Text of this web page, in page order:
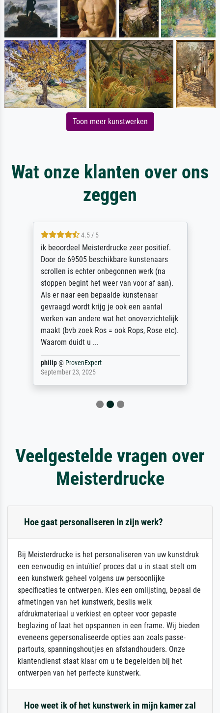
Toon meer kunstwerken
Wat onze klanten over ons
zeggen
4.5 / 5
ik beoordeel Meisterdrucke zeer positief.
Door de 69505 beschikbare kunstenaars
scrollen is echter onbegonnen werk (na
stoppen begint het weer van voor af aan).
Als er naar een bepaalde kunstenaar
gevraagd wordt krijg je ook een aantal
werken van andere wat het onoverzichtelijk
maakt (bvb zoek Ros = ook Rops, Rose etc).
Waarom duidt u ...
philip@ ProvenExpert
September 23, 2025
Veelgestelde vragen over
Meisterdrucke
Hoe gaat personaliseren in zijn werk?
Bij Meisterdrucke is het personaliseren van uw kunstdruk
een eenvoudig en intuïtief proces dat u in staat stelt om
een kunstwerk geheel volgens uw persoonlijke
specificaties te ontwerpen. Kies een omlijsting, bepaal de
afmetingen van het kunstwerk, beslis welk
afdrukmateriaal u verkiest en opteer voor gepaste
beglazing of laat het opspannen in een frame. Wij bieden
eveneens gepersonaliseerde opties aan zoals passe-
partouts, spanningshoutjes en afstandhouders. Onze
klantendienst staat klaar om u te begeleiden bij het
ontwerpen van het perfecte kunstwerk.
Hoe weet ik of het kunstwerk in mijn kamer zal